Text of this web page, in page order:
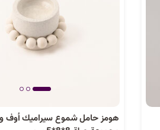
هومز حامل شموع سيراميك أوف